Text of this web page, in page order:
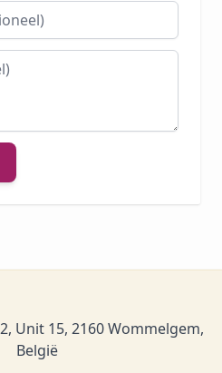
Unit 15, 2160 Wommelgem,
België